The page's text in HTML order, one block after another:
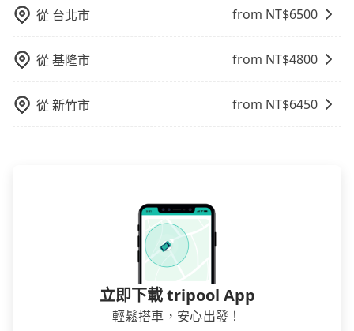
時數或者單程專車服務者，敢大聲說我們價格絕對最划
算。網站上可直接挑選小轎車、休旅車、或九人座箱型
車，如需10人以上巴士，請來信洽詢。
從 台北市 from NT$6500
從基隆市 from NT$4800
從新竹市 from NT$6450
立即下載 tripool App
輕鬆搭車，安心出發！